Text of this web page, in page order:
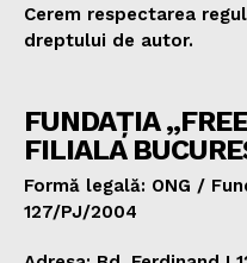
Cerem respectarea
dreptului de autor.
FUNDAȚIA
FILIALA
Formă legală: ONG /
127/PJ/2004